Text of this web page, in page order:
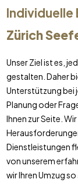
Individuelle
Zürich
Unser Ziel ist es,
gestalten. Daher
Unterstützung bei
Planung oder
Ihnen zur Seite.
Dienstleistungen
von unserem
wir Ihren Umzug